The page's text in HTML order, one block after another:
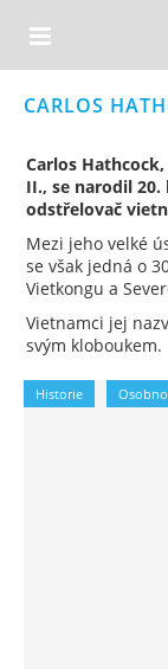
CARLOS
Carlos
II., se narodil
odstřelovač
Mezi jeho velké
se však jedná o
Vietkongu a
Vietnamci jej
svým kloboukem.
Historie